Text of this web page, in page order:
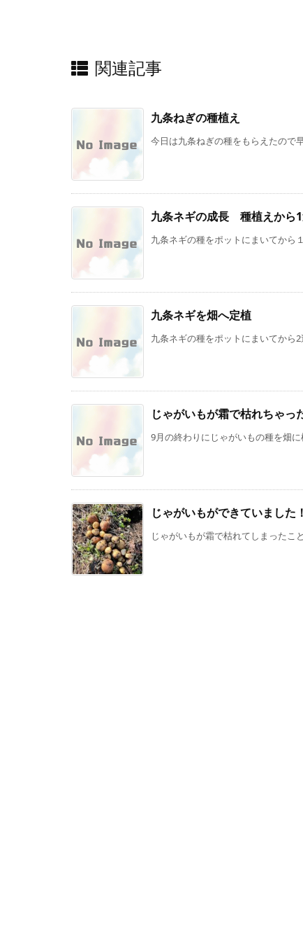
関連記事
九条ねぎの種植え
今日は九条ねぎの種をもらえたので
九条ネギの成長 種植えから
九条ネギの種をポットにまいてから
九条ネギを畑へ定植
九条ネギの種をポットにまいてから
じゃがいもが霜で枯れちゃっ
9月の終わりにじゃがいもの種を畑
じゃがいもができていました！
じゃがいもが霜で枯れてしまったこ